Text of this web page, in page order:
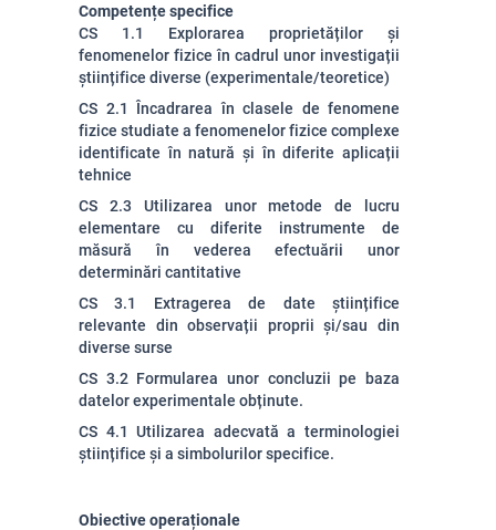
Competențe specifice
CS 1.1 Explorarea proprietăților și
fenomenelor fizice în cadrul unor investigații
științifice diverse (experimentale/teoretice)
CS 2.1 Încadrarea în clasele de fenomene
fizice studiate a fenomenelor fizice complexe
identificate în natură și în diferite aplicații
tehnice
CS 2.3 Utilizarea unor metode de lucru
elementare cu diferite instrumente de
măsură în vederea efectuării unor
determinări cantitative
CS 3.1 Extragerea de date științifice
relevante din observații proprii și/sau din
diverse surse
CS 3.2 Formularea unor concluzii pe baza
datelor experimentale obținute.
CS 4.1 Utilizarea adecvată a terminologiei
științifice și a simbolurilor specifice.
Obiective operaționale